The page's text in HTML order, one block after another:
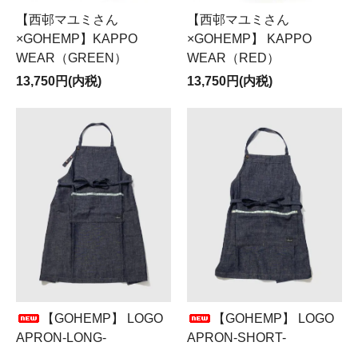
【西邨マユミさん
×GOHEMP】KAPPO
WEAR（GREEN）
13,750円(内税)
【西邨マユミさん
×GOHEMP】 KAPPO
WEAR（RED）
13,750円(内税)
【GOHEMP】 LOGO
APRON-LONG-
【GOHEMP】 LOGO
APRON-SHORT-